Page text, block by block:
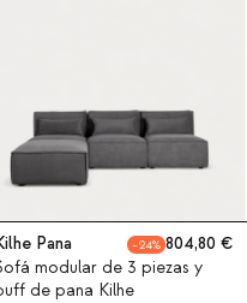
Pana 24
804,80
modular de 3 piezas y
de pana Kilhe